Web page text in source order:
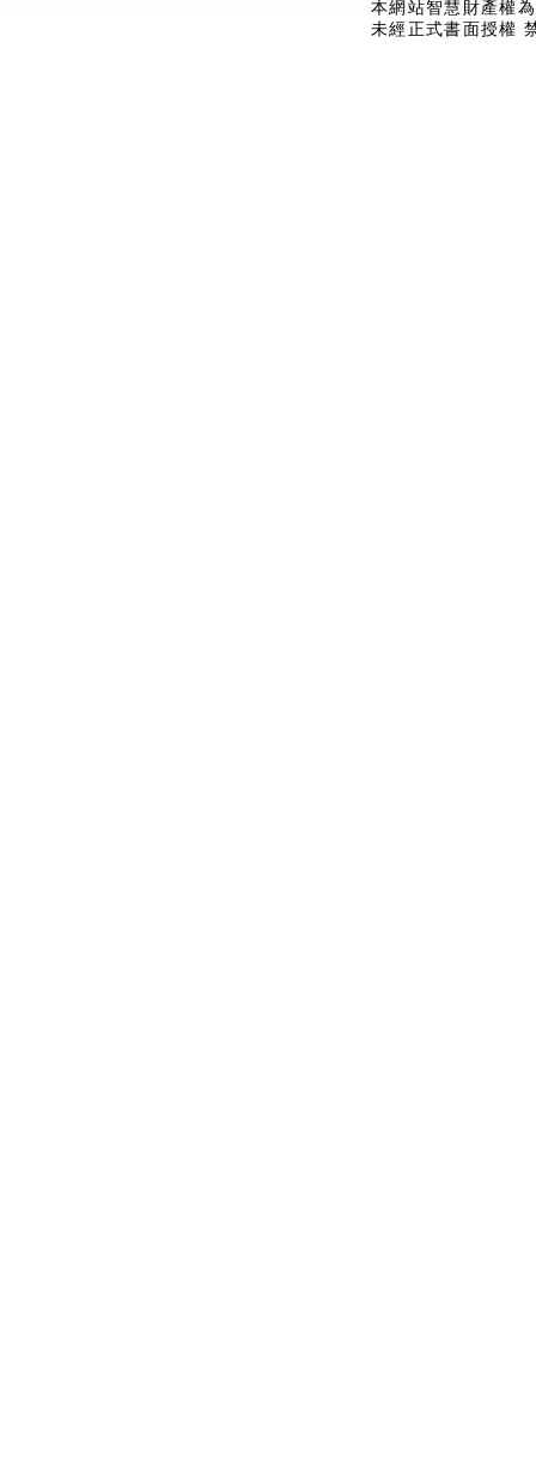
本網站智慧財產權
未經正式書面授權